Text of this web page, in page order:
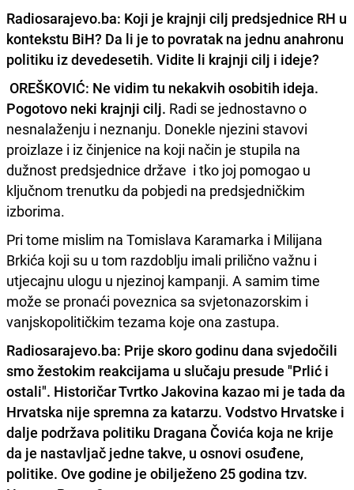
Radiosarajevo.ba: Koji je krajnji cilj predsjednice RH u
kontekstu BiH? Da li je to povratak na jednu anahronu
politiku iz devedesetih. Vidite li krajnji cilj i ideje?
OREŠKOVIĆ: Ne vidim tu nekakvih osobitih ideja.
Pogotovo neki krajnji cilj. Radi se jednostavno o
nesnalaženju i neznanju. Donekle njezini stavovi
proizlaze i iz činjenice na koji način je stupila na
dužnost predsjednice države i tko joj pomogao u
ključnom trenutku da pobjedi na predsjedničkim
izborima.
Pri tome mislim na Tomislava Karamarka i Milijana
Brkića koji su u tom razdoblju imali prilično važnu i
utjecajnu ulogu u njezinoj kampanji. A samim time
može se pronaći poveznica sa svjetonazorskim i
vanjskopolitičkim tezama koje ona zastupa.
Radiosarajevo.ba: Prije skoro godinu dana svjedočili
smo žestokim reakcijama u slučaju presude "Prlić i
ostali". Historičar Tvrtko Jakovina kazao mi je tada da
Hrvatska nije spremna za katarzu. Vodstvo Hrvatske i
dalje podržava politiku Dragana Čovića koja ne krije
da je nastavljač jedne takve, u osnovi osuđene,
politike. Ove godine je obilježeno 25 godina tzv.